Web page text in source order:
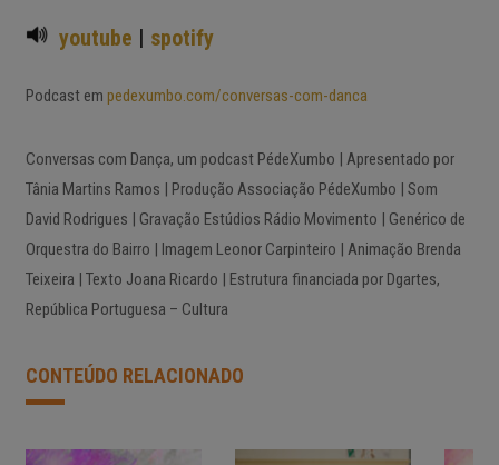
youtube | spotify
Podcast em pedexumbo.com/conversas-com-danca
Conversas com Dança, um podcast PédeXumbo | Apresentado por
Tânia Martins Ramos | Produção Associação PédeXumbo | Som
David Rodrigues | Gravação Estúdios Rádio Movimento | Genérico de
Orquestra do Bairro | Imagem Leonor Carpinteiro | Animação Brenda
Teixeira | Texto Joana Ricardo | Estrutura financiada por Dgartes,
República Portuguesa – Cultura
CONTEÚDO RELACIONADO